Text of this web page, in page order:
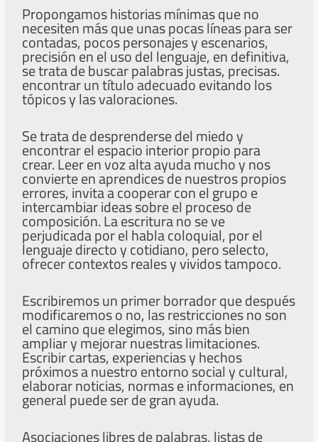
Propongamos historias mínimas que no
necesiten más que unas pocas líneas para ser
contadas, pocos personajes y escenarios,
precisión en el uso del lenguaje, en definitiva,
se trata de buscar palabras justas, precisas.
encontrar un título adecuado evitando los
tópicos y las valoraciones.
Se trata de desprenderse del miedo y
encontrar el espacio interior propio para
crear. Leer en voz alta ayuda mucho y nos
convierte en aprendices de nuestros propios
errores, invita a cooperar con el grupo e
intercambiar ideas sobre el proceso de
composición. La escritura no se ve
perjudicada por el habla coloquial, por el
lenguaje directo y cotidiano, pero selecto,
ofrecer contextos reales y vividos tampoco.
Escribiremos un primer borrador que después
modificaremos o no, las restricciones no son
el camino que elegimos, sino más bien
ampliar y mejorar nuestras limitaciones.
Escribir cartas, experiencias y hechos
próximos a nuestro entorno social y cultural,
elaborar noticias, normas e informaciones, en
general puede ser de gran ayuda.
Asociaciones libres de palabras, listas de